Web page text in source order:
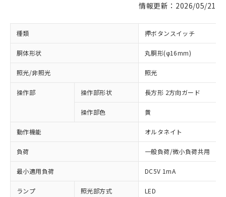
情報更新：2026/05/21
種類 押ボタンスイッチ
胴体形状 丸胴形(φ16mm)
照光/非照光 照光
操作部 操作部形状 長方形 2方向ガード
操作部色 黄
動作機能 オルタネイト
負荷 一般負荷/微小負荷共用
最小適用負荷 DC5V 1mA
ランプ 照光部方式 LED